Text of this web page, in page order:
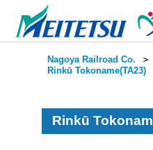
Nagoya Railroad Co. ＞
Rinkū Tokoname(TA23)
Rinkū